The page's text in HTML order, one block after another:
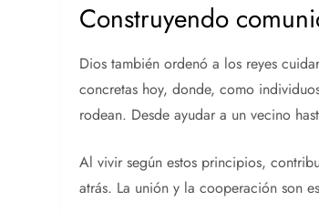
Construyendo
Dios también ordenó a los reyes
concretas hoy, donde, como
rodean. Desde ayudar a un vecino
Al vivir según estos principios,
atrás. La unión y la cooperación son